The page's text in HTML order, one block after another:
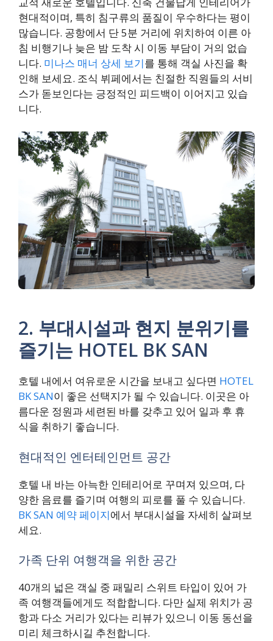
현대적이며, 특히 침구류의 품질이 우수하다는 평이
많습니다. 공항에서 단 5분 거리에 위치하여 이른 아
침 비행기나 늦은 밤 도착 시 이동 부담이 거의 없습
니다. 미나스 매너 상세 보기를 통해 객실 사진을 확
인해 보세요. 조식 뷔페에서는 친절한 직원들의 서비
스가 돋보인다는 긍정적인 피드백이 이어지고 있습
니다.
2. 부대시설과 현지 분위기를
즐기는 HOTEL BK SAN
호텔 내에서 여유로운 시간을 보내고 싶다면 HOTEL
BK SAN이 좋은 선택지가 될 수 있습니다. 이곳은 아
름다운 정원과 세련된 바를 갖추고 있어 일과 후 휴
식을 취하기 좋습니다.
현대적인 엔터테인먼트 공간
호텔 내 바는 아늑한 인테리어로 꾸며져 있으며, 다
양한 음료를 즐기며 여행의 피로를 풀 수 있습니다.
BK SAN 예약 페이지에서 부대시설을 자세히 살펴보
세요.
가족 단위 여행객을 위한 공간
40개의 넓은 객실 중 패밀리 스위트 타입이 있어 가
족 여행객들에게도 적합합니다. 다만 실제 위치가 공
항과 다소 거리가 있다는 리뷰가 있으니 이동 동선을
미리 체크하시길 추천합니다.